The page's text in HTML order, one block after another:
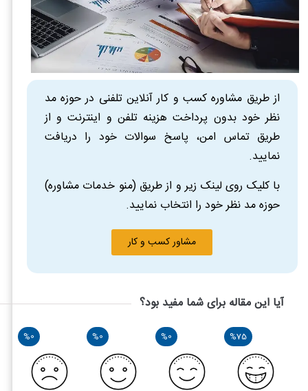
هیبرید)
حقوق ورودی
شرح/نوع خودرو
خودرو سواری با حجم موتور
هیبرید) (قابل شارژ
حقوق ورودی
شرح/نوع خودرو
خودرو سواری با حجم موتور
هیبرید) (قابل شارژ با
حقوق ورودی
شرح/نوع خودرو
شرح/نوع خودرو
خودرو سواری با حجم موتور
/ هیبرید) (قابل شارژ
حقوق ورودی
شرح/نوع خودرو
خودرو سواری با حجم موتور
از طریق مشاوره کسب و کار آنلاین تلفنی در حوزه مد
نظر خود بدون پرداخت هزینه تلفن و اینترنت و از
طریق تماس امن، پاسخ سوالات خود را دریافت
نمایید.
با کلیک روی لینک زیر و از طریق (منو خدمات مشاوره)
حوزه مد نظر خود را انتخاب نمایید.
مشاور کسب و کار
آیا این مقاله برای شما مفید بود؟
%75
%0
%0
%0